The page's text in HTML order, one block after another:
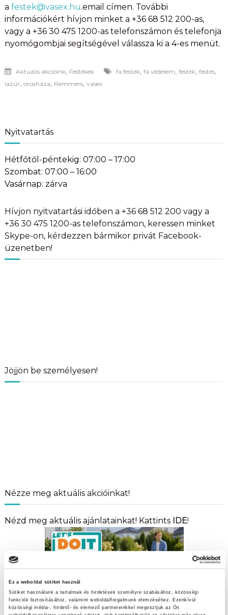
Ez a weboldal sütiket használ
Sütiket használunk a tartalmak és hirdetések személyre szabásához, közösségi
funkciók biztosításához, valamint weboldalforgalmunk elemzéséhez. Ezenkívül
közösségi média-, hirdető- és elemező partnereinkkel megosztjuk az Ön
a festek@vasex.hu.email címen. További
információkért hívjon minket a +36 68 512 200-as,
vagy a +36 30 475 1200-as telefonszámon és telefonja
nyomógombjai segítségével válassza ki a 4-es menüt.
Aktuális akcióink, Festékek fa festék, fa védelem, festék, festés,
lazúr, orosháza, Remmers, vasex
Nyitvatartás
Hétfőtől-péntekig: 07:00 – 17:00
Szombat: 07:00 – 16:00
Vasárnap: zárva
Hívjon nyitvatartási időben a +36 68 512 200 vagy a
+36 30 475 1200-as telefonszámon, keressen minket
Skype-on, kérdezzen bármikor privát Facebook-
üzenetben!
Jöjjön be személyesen!
Nézze meg aktuális akcióinkat!
Nézd meg aktuális ajánlatainkat! Kattints IDE!